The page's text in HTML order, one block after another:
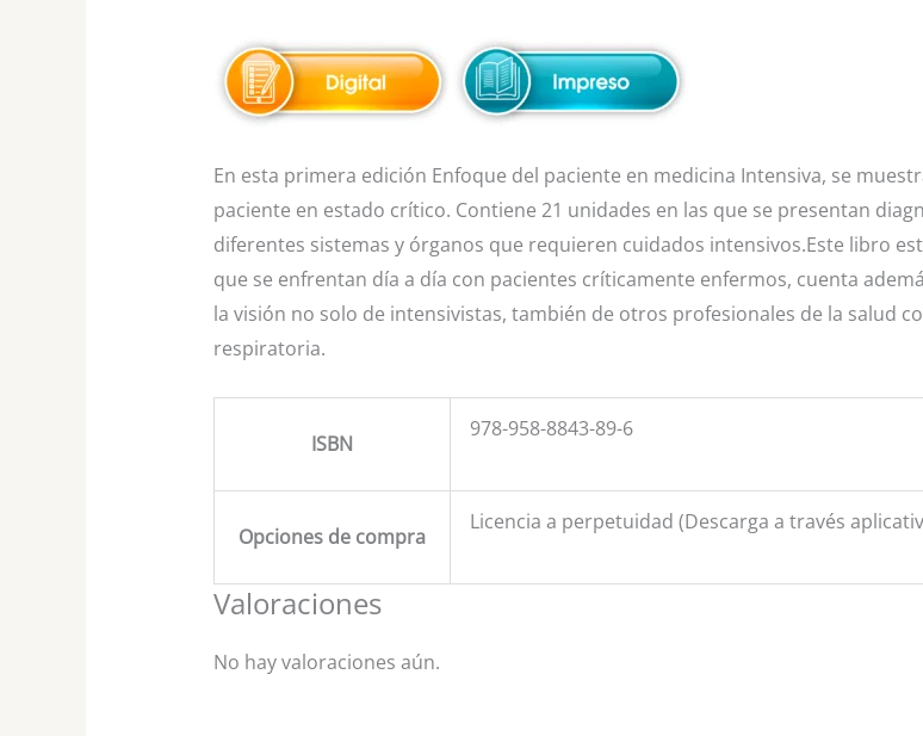
En esta primera edición Enfoque del paciente en medicina Intensiva, se
paciente en estado crítico. Contiene 21 unidades en las que se presentan
diferentes sistemas y órganos que requieren cuidados intensivos.Este libro
que se enfrentan día a día con pacientes críticamente enfermos, cuenta
la visión no solo de intensivistas, también de otros profesionales de la salud
respiratoria.
ISBN
978-958-8843-89-6
Opciones de compra
Licencia a perpetuidad (Descarga a través
Valoraciones
No hay valoraciones aún.